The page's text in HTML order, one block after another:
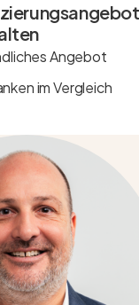
Angebot
im Vergleich